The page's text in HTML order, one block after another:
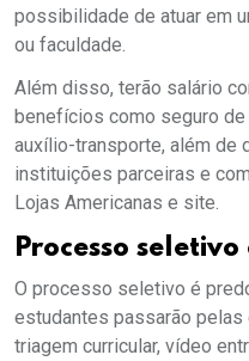
possibilidade de atuar em
ou faculdade.
Além disso, terão salário
benefícios como seguro de
auxílio-transporte, além de
instituições parceiras e
Lojas Americanas e site.
Processo seletivo
O processo seletivo é
estudantes passarão
triagem curricular, vídeo